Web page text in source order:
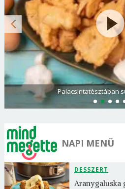
Palacsintatésztában
NAPI MENÜ
DESSZERT
Aranygaluska